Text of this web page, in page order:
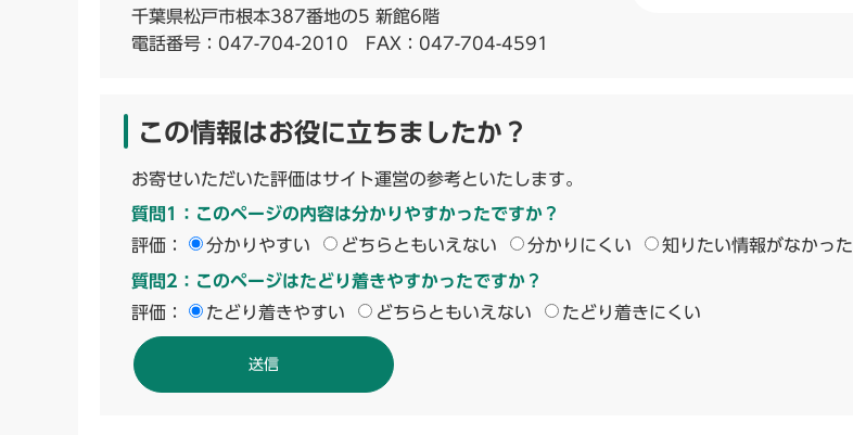
千葉県松戸市根本387番地の5 新館6階
電話番号： 047-704-2010 FAX：047-704-4591
この情報はお役に立ちましたか？
お寄せいただいた評価はサイト運営の参考といたします。
質問1：このページの内容は分かりやすかったですか？
評価：
分かりやすい どちらともいえない 分かりにくい 知りたい情報がなかった
質問2：このページはたどり着きやすかったですか？
評価：
たどり着きやすい どちらともいえない たどり着きにくい